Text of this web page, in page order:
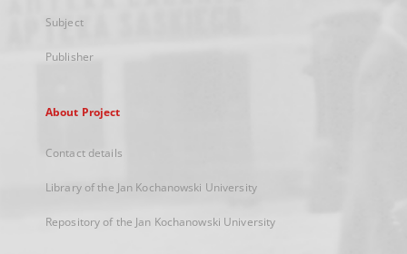
Subject
Publisher
About Project
Contact details
Library of the Jan Kochanowski University
Repository of the Jan Kochanowski University